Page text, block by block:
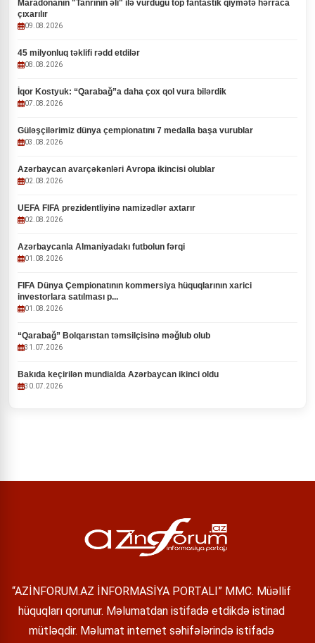
Maradonanın "Tanrının əli" ilə vurduğu top fantastik qiymətə hərraca
çıxarılır
09.08.2026
45 milyonluq təklifi rədd etdilər
08.08.2026
İqor Kostyuk: “Qarabağ”a daha çox qol vura bilərdik
07.08.2026
Güləşçilərimiz dünya çempionatını 7 medalla başa vurublar
03.08.2026
Azərbaycan avarçəkənləri Avropa ikincisi olublar
02.08.2026
UEFA FIFA prezidentliyinə namizədlər axtarır
02.08.2026
Azərbaycanla Almaniyadakı futbolun fərqi
01.08.2026
FIFA Dünya Çempionatının kommersiya hüquqlarının xarici
investorlara satılması p...
01.08.2026
“Qarabağ” Bolqarıstan təmsilçisinə məğlub olub
31.07.2026
Bakıda keçirilən mundialda Azərbaycan ikinci oldu
30.07.2026
“AZİNFORUM.AZ İNFORMASİYA PORTALI” MMC. Müəllif
hüquqları qorunur. Məlumatdan istifadə etdikdə istinad
mütləqdir. Məlumat internet səhifələrində istifadə